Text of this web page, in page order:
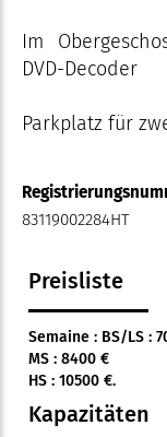
Im
DVD-Decoder
Parkplatz für
83119002284HT
Preisliste
Semaine : BS/LS :
MS : 8400 €
HS : 10500 €.
Kapazitäten